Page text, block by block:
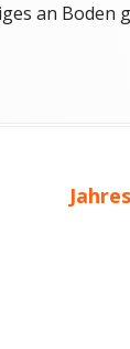
an Boden